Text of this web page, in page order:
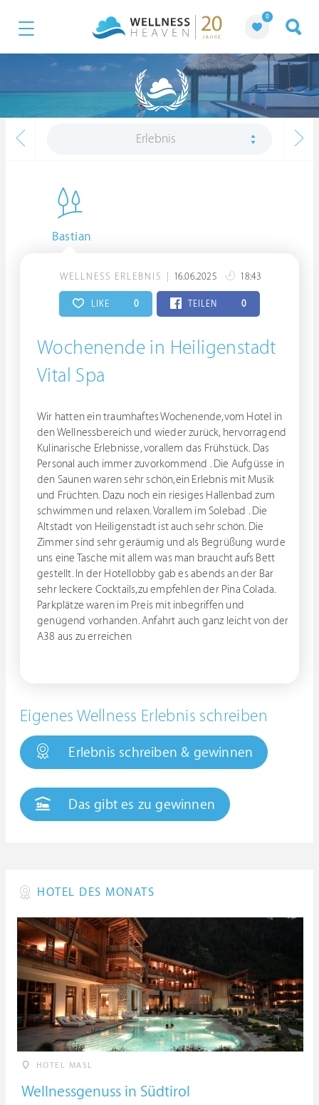
0
Erlebnis
Bastian
WELLNESS ERLEBNIS 16.06.2025 18:43
LIKE 0 TEILEN 0
Wochenende in Heiligenstadt
Vital Spa
Wir hatten ein traumhaftes Wochenende,vom Hotel in
den Wellnessbereich und wieder zurück, hervorragend
Kulinarische Erlebnisse, vorallem das Frühstück. Das
Personal auch immer zuvorkommend . Die Aufgüsse in
den Saunen waren sehr schön,ein Erlebnis mit Musik
und Früchten. Dazu noch ein riesiges Hallenbad zum
schwimmen und relaxen. Vorallem im Solebad . Die
Altstadt von Heiligenstadt ist auch sehr schön. Die
Zimmer sind sehr geräumig und als Begrüßung wurde
uns eine Tasche mit allem was man braucht aufs Bett
gestellt. In der Hotellobby gab es abends an der Bar
sehr leckere Cocktails,zu empfehlen der Pina Colada.
Parkplätze waren im Preis mit inbegriffen und
genügend vorhanden. Anfahrt auch ganz leicht von der
A38 aus zu erreichen
Eigenes Wellness Erlebnis schreiben
Erlebnis schreiben & gewinnen
Das gibt es zu gewinnen
HOTEL DES MONATS
HOTEL MASL
Wellnessgenuss in Südtirol